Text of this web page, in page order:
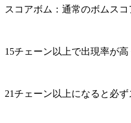
スコアボム：通常のボムスコ
15チェーン以上で出現率が高
21チェーン以上になると必ず